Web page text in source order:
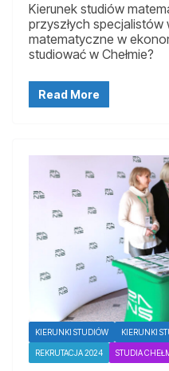
Kierunek studiów
przyszłych
matematyczne w
studiować w Chełmie?
Read More
KIERUNKI STUDIÓW KIERUNKI
REKRUTACJA 2024 STUDIA